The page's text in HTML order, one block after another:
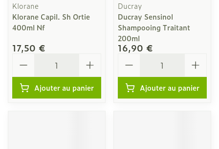
Klorane
Klorane Capil. Sh Ortie
400ml Nf
17,50 €
Ajouter au panier
Ducray
Ducray Sensinol
Shampooing Traitant
200ml
16,90 €
Ajouter au panier